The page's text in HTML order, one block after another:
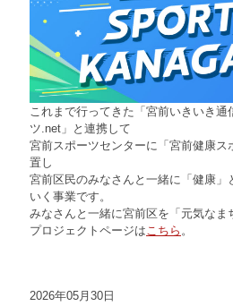
これまで行ってきた「宮前いきいき通
ツ.net」と連携して
宮前スポーツセンターに「宮前健康ス
置し
宮前区民のみなさんと一緒に「健康」
いく事業です。
みなさんと一緒に宮前区を「元気なま
プロジェクトページはこちら 。
2026年05月30日